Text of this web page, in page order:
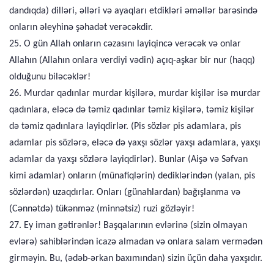
dandıqda) dilləri, əlləri və ayaqları etdikləri əməllər barəsində
onların əleyhinə şəhadət verəcəkdir.
25. O gün Allah onların cəzasını layiqincə verəcək və onlar
Allahın (Allahın onlara verdiyi vədin) açıq-aşkar bir nur (haqq)
olduğunu biləcəklər!
26. Murdar qadınlar murdar kişilərə, murdar kişilər isə murdar
qadınlara, eləcə də təmiz qadınlar təmiz kişilərə, təmiz kişilər
də təmiz qadınlara layiqdirlər. (Pis sözlər pis adamlara, pis
adamlar pis sözlərə, eləcə də yaxşı sözlər yaxşı adamlara, yaxşı
adamlar da yaxşı sözlərə layiqdirlər). Bunlar (Aişə və Səfvan
kimi adamlar) onların (münafiqlərin) dediklərindən (yalan, pis
sözlərdən) uzaqdırlar. Onları (günahlardan) bağışlanma və
(Cənnətdə) tükənməz (minnətsiz) ruzi gözləyir!
27. Ey iman gətirənlər! Başqalarının evlərinə (sizin olmayan
evlərə) sahiblərindən icazə almadan və onlara salam vermədən
girməyin. Bu, (ədəb-ərkan baxımından) sizin üçün daha yaxşıdır.